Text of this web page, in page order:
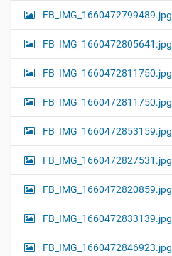
FB_IMG_1660472799489.jpg
FB_IMG_1660472805641.jpg
FB_IMG_1660472811750.jpg
FB_IMG_1660472811750.jpg
FB_IMG_1660472853159.jpg
FB_IMG_1660472827531.jpg
FB_IMG_1660472820859.jpg
FB_IMG_1660472833139.jpg
FB_IMG_1660472846923.jpg